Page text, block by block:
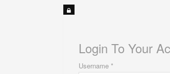
Login To Your
Username *